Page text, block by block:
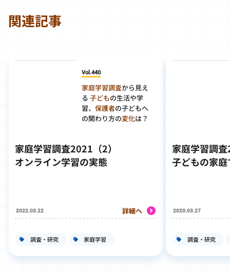
関連記事
Vol.440
家庭学習調査から見え
る 子どもの生活や学
習、 保護者の子どもへ
の関わり方の変化は？
家庭学習調査2021（2）
オンライン学習の実態
2022.03.22 詳細へ
調査・研究 家庭学習
家庭学習調
子どもの家
2020.03.27
調査・研究